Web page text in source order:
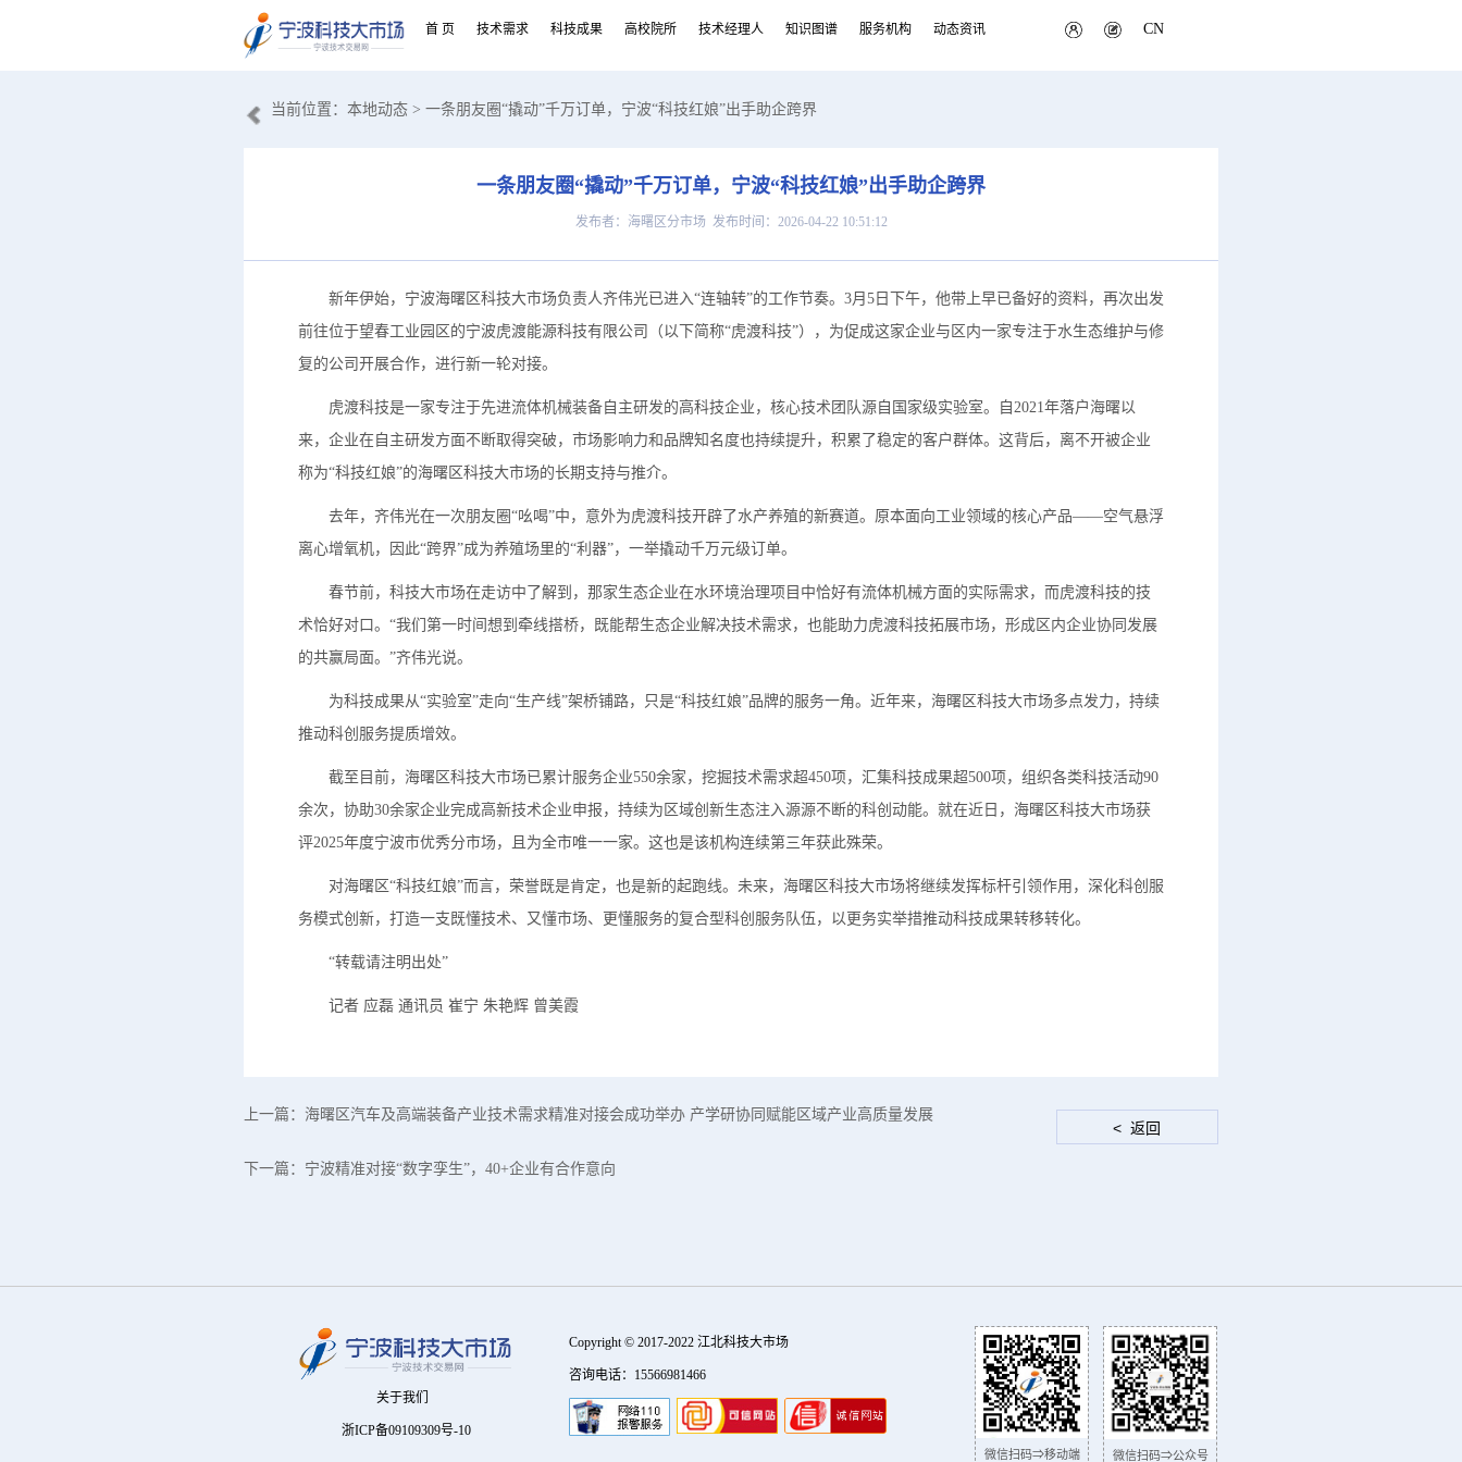
首 页 技术需求 科技成果 高校院所 技术经理人 知识图谱 服务机构 动态资讯 CN
当前位置： 本地动态 > 一条朋友圈“撬动”千万订单，宁波“科技红娘”出手助企跨界
一条朋友圈“撬动”千万订单，宁波“科技红娘”出手助企跨界
发布者：海曙区分市场 发布时间：2026-04-22 10:51:12
新年伊始，宁波海曙区科技大市场负责人齐伟光已进入“连轴转”的工作节奏。3月5日下午，他带上早已备好的资料，再次出发
前往位于望春工业园区的宁波虎渡能源科技有限公司（以下简称“虎渡科技”），为促成这家企业与区内一家专注于水生态维护与修
复的公司开展合作，进行新一轮对接。
虎渡科技是一家专注于先进流体机械装备自主研发的高科技企业，核心技术团队源自国家级实验室。自2021年落户海曙以
来，企业在自主研发方面不断取得突破，市场影响力和品牌知名度也持续提升，积累了稳定的客户群体。这背后，离不开被企业
称为“科技红娘”的海曙区科技大市场的长期支持与推介。
去年，齐伟光在一次朋友圈“吆喝”中，意外为虎渡科技开辟了水产养殖的新赛道。原本面向工业领域的核心产品——空气悬浮
离心增氧机，因此“跨界”成为养殖场里的“利器”，一举撬动千万元级订单。
春节前，科技大市场在走访中了解到，那家生态企业在水环境治理项目中恰好有流体机械方面的实际需求，而虎渡科技的技
术恰好对口。“我们第一时间想到牵线搭桥，既能帮生态企业解决技术需求，也能助力虎渡科技拓展市场，形成区内企业协同发展
的共赢局面。”齐伟光说。
为科技成果从“实验室”走向“生产线”架桥铺路，只是“科技红娘”品牌的服务一角。近年来，海曙区科技大市场多点发力，持续
推动科创服务提质增效。
截至目前，海曙区科技大市场已累计服务企业550余家，挖掘技术需求超450项，汇集科技成果超500项，组织各类科技活动90
余次，协助30余家企业完成高新技术企业申报，持续为区域创新生态注入源源不断的科创动能。就在近日，海曙区科技大市场获
评2025年度宁波市优秀分市场，且为全市唯一一家。这也是该机构连续第三年获此殊荣。
对海曙区“科技红娘”而言，荣誉既是肯定，也是新的起跑线。未来，海曙区科技大市场将继续发挥标杆引领作用，深化科创服
务模式创新，打造一支既懂技术、又懂市场、更懂服务的复合型科创服务队伍，以更务实举措推动科技成果转移转化。
“转载请注明出处”
记者 应磊 通讯员 崔宁 朱艳辉 曾美霞
上一篇： 海曙区汽车及高端装备产业技术需求精准对接会成功举办 产学研协同赋能区域产业高质量发展
下一篇： 宁波精准对接“数字孪生”，40+企业有合作意向
关于我们
浙ICP备09109309号-10
Copyright © 2017-2022 江北科技大市场
咨询电话：15566981466
微信扫码⇒移动端 微信扫码⇒公众号